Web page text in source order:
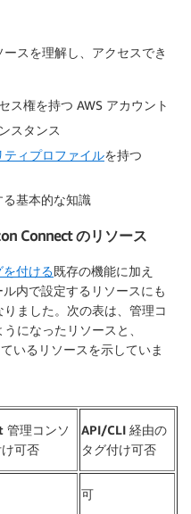
スを理解し、アクセスでき
ス権を持つ AWS アカウント
スタンス
ティプロファイルを持つ
る基本的な知識
Connect のリソース
付ける既存の機能に加え
内で設定するリソースにも
ました。次の表は、管理コ
になったリソースと、
いるリソースを示していま
理コンソ
可否
API/CLI 経由の
タグ付け可否
可